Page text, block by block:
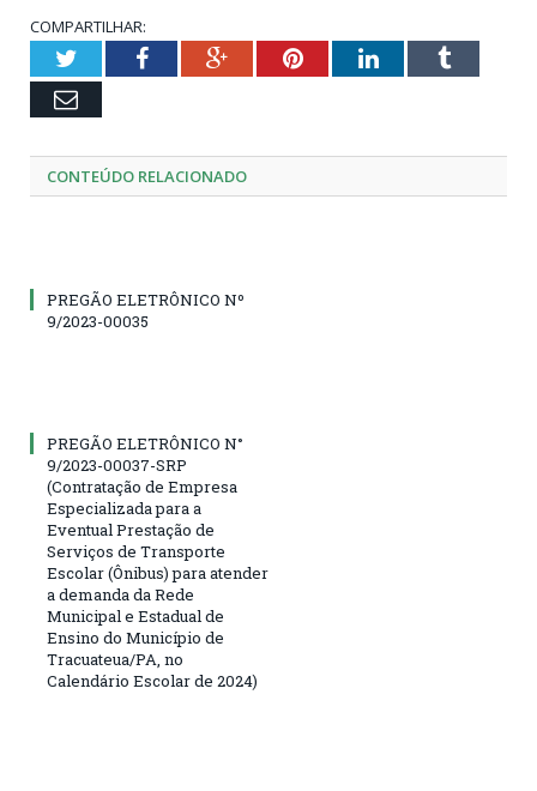
COMPARTILHAR:
TwitterFacebookGoogle+PinterestLinkedInTumblr
Email
CONTEÚDO RELACIONADO
PREGÃO ELETRÔNICO Nº
9/2023-00035
PREGÃO ELETRÔNICO N°
9/2023-00037-SRP
(Contratação de Empresa
Especializada para a
Eventual Prestação de
Serviços de Transporte
Escolar (Ônibus) para atender
a demanda da Rede
Municipal e Estadual de
Ensino do Município de
Tracuateua/PA, no
Calendário Escolar de 2024)